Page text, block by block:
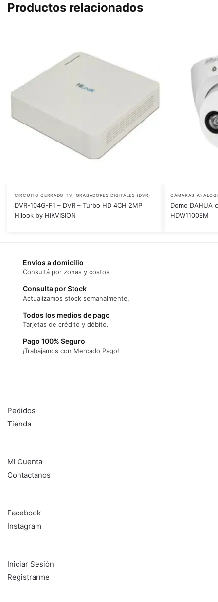
Productos relacionados
CIRCUITO CERRADO TV, GRABADORES DIGITALES (DVR)
DVR-104G-F1 – DVR – Turbo HD 4CH 2MP
Hilook by HIKVISION
CÁMARAS
Domo DAHUA
HDW1100EM
Envíos a domicilio
Consultá por zonas y costos
Consulta por Stock
Actualizamos stock semanalmente.
Todos los medios de pago
Tarjetas de crédito y débito.
Pago 100% Seguro
¡Trabajamos con Mercado Pago!
Pedidos
Tienda
Mi Cuenta
Contactanos
Facebook
Instagram
Iniciar Sesión
Registrarme